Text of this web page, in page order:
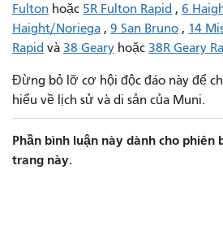
Fulton hoặc 5R Fulton Rapid , 6
Haight/Noriega , 9 San Bruno , 14
Rapid và 38 Geary hoặc 38R Geary
Đừng bỏ lỡ cơ hội độc đáo này để
hiểu về lịch sử và di sản của Muni.
Phần bình luận này dành cho phiên
trang này.